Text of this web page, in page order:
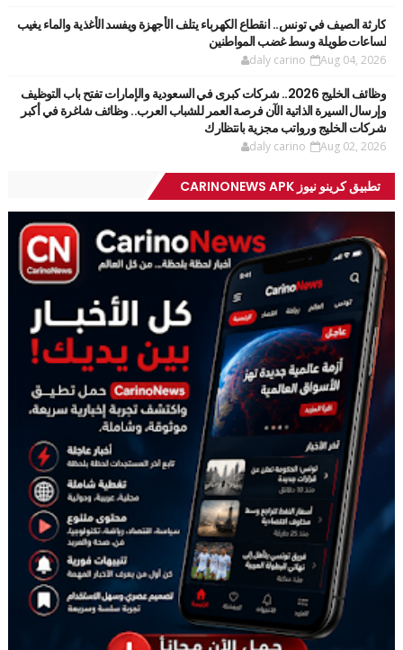
كارثة الصيف في تونس.. انقطاع الكهرباء يتلف الأجهزة ويفسد الأغذية والماء يغيب
لساعات طويلة وسط غضب المواطنين
daly carino Aug 04, 2026
وظائف الخليج 2026.. شركات كبرى في السعودية والإمارات تفتح باب التوظيف
وإرسال السيرة الذاتية الآن فرصة العمر للشباب العرب.. وظائف شاغرة في أكبر
شركات الخليج ورواتب مجزية بانتظارك
daly carino Aug 02, 2026
تطبيق كرينو نيوز CARINONEWS APK